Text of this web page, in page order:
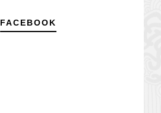
FACEBOOK